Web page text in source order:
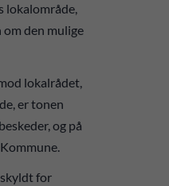
lokalområde,
den mulige
lokalrådet,
er tonen
og på
for